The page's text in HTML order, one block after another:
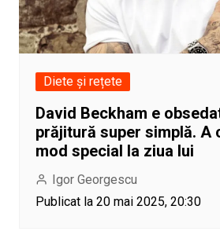
Diete și rețete
David Beckham e
prăjitură super simplă. A
mod special la ziua lui
Igor Georgescu
Publicat la 20 mai 2025, 20:30